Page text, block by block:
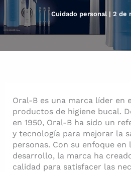
Cuidado personal| 2 de
Oral-B es una marca líder en
productos de higiene bucal.
en 1950, Oral-B ha sido un
y tecnología para mejorar la
personas. Con su enfoque en
desarrollo, la marca ha
calidad para satisfacer las